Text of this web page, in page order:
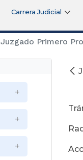
Carrera Judicial
Juzgado Primero